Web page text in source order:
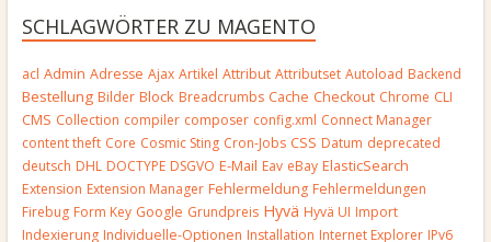
SCHLAGWÖRTER ZU MAGENTO
acl Admin Adresse Ajax Artikel Attribut Attributset Autoload Backend
Bestellung Bilder Block Breadcrumbs Cache Checkout Chrome CLI
CMS Collection compiler composer config.xml Connect Manager
content theft Core Cosmic Sting Cron-Jobs CSS Datum deprecated
deutsch DHL DOCTYPE DSGVO E-Mail Eav eBay ElasticSearch
Extension Extension Manager Fehlermeldung Fehlermeldungen
Firebug Form Key Google Grundpreis Hyvä Hyvä UI Import
Indexierung Individuelle-Optionen Installation Internet Explorer IPv6